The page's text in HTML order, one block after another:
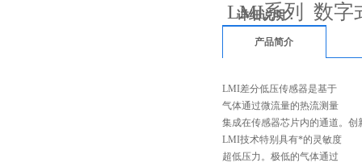
详细说明：
LMI系列 数字
产品简介
LMI差分低压传感器是基于
气体通过微流量的热流测量
集成在传感器芯片内的通道。创
LMI技术特别具有*的灵敏度
超低压力。极低的气体通过